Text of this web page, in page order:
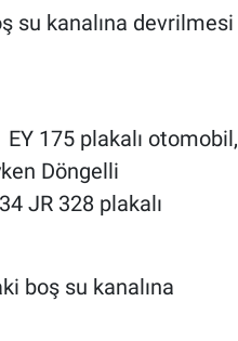
su kanalına devrilmesi
175 plakalı otomobil,
Döngelli
JR 328 plakalı
boş su kanalına